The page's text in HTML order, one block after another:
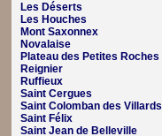
Les Déserts
Les Houches
Mont Saxonnex
Novalaise
Plateau des Petites Roches
Reignier
Ruffieux
Saint Cergues
Saint Colomban des Villards
Saint Félix
Saint Jean de Belleville